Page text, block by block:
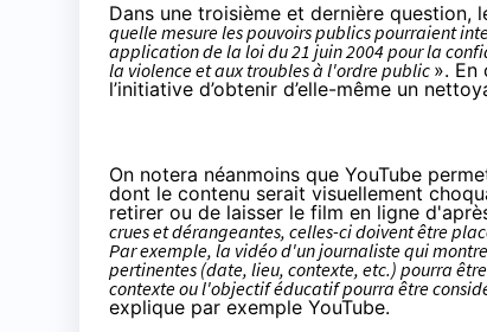
Dans une troisième et dernière question,
quelle mesure les pouvoirs publics pourraient
application de la loi du 21 juin 2004 pour la
la violence et aux troubles à l'ordre public ». En
l’initiative d’obtenir d’elle-même un
On notera néanmoins que YouTube
dont le contenu serait visuellement
retirer ou de laisser le film en ligne
crues et dérangeantes, celles-ci doivent être
Par exemple, la vidéo d'un journaliste qui
pertinentes (date, lieu, contexte, etc.) pourra
contexte ou l'objectif éducatif pourra être
explique par exemple YouTube.